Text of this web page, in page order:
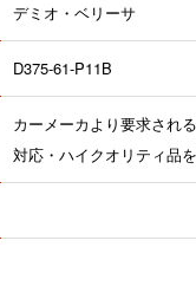
デミオ・ベリーサ
D375-61-P11B
カーメーカより要求され
対応・ハイクオリティ品